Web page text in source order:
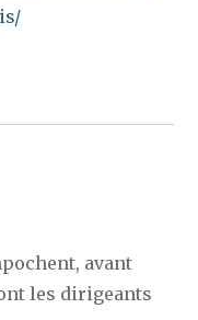
avant
les dirigeants